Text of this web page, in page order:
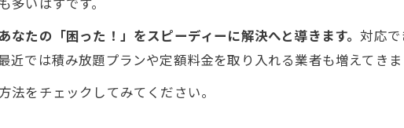
なたの「困った！」をスピーディーに解決へと導きます。対応
近では積み放題プランや定額料金を取り入れる業者も増えてきま
法をチェックしてみてください。